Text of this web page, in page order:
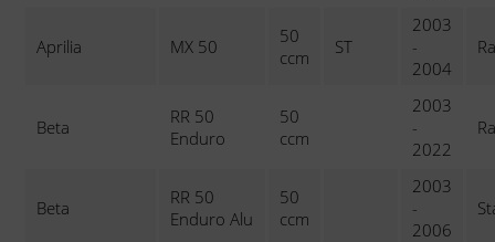
Aprilia MX 50
50
ccm
ST
2003
-
2004
Beta
RR 50
Enduro
50
ccm
2003
-
2022
Beta
RR 50
Enduro Alu
50
ccm
2003
-
2006